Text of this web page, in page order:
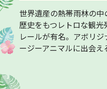
世界遺産の熱帯雨林の
歴史をもつレトロな観
レールが有名。アボリ
ージーアニマルに出会え